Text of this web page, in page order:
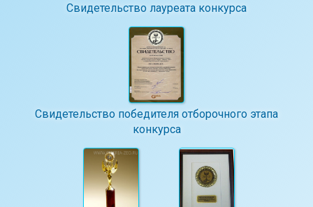
Свидетельство лауреата конкурса
Свидетельство победителя отборочного этапа
конкурса